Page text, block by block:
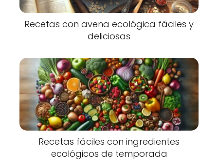
Recetas con avena ecológica fáciles y
deliciosas
Recetas fáciles con ingredientes
ecológicos de temporada